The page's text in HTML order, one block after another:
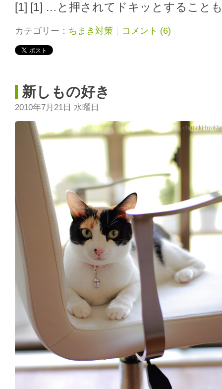
[1] [1] …と押されてドキッとすること
カテゴリー： ちまき対策 コメント (6)
新しもの好き
2010年7月21日 水曜日